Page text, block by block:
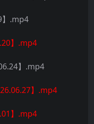
】.mp4
】.mp4
】.mp4
】.mp4
】.mp4